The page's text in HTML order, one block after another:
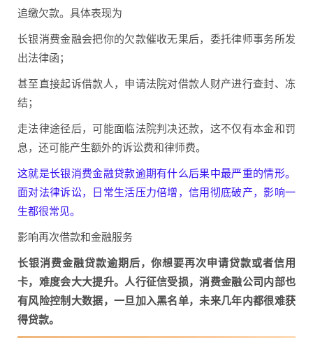
追缴欠款。具体表现为
长银消费金融会把你的欠款催收无果后，委托律师事务所发
出法律函；
甚至直接起诉借款人，申请法院对借款人财产进行查封、冻
结；
走法律途径后，可能面临法院判决还款，这不仅有本金和罚
息，还可能产生额外的诉讼费和律师费。
这就是长银消费金融贷款逾期有什么后果中最严重的情形。
面对法律诉讼，日常生活压力倍增，信用彻底破产，影响一
生都很常见。
影响再次借款和金融服务
长银消费金融贷款逾期后，你想要再次申请贷款或者信用
卡，难度会大大提升。人行征信受损，消费金融公司内部也
有风险控制大数据，一旦加入黑名单，未来几年内都很难获
得贷款。